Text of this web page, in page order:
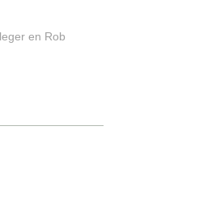
en Rob